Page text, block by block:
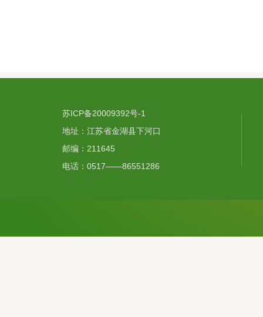
苏ICP备20009392号-1
地址：江苏省金湖县下河口
邮编：211645
电话：0517——86551286